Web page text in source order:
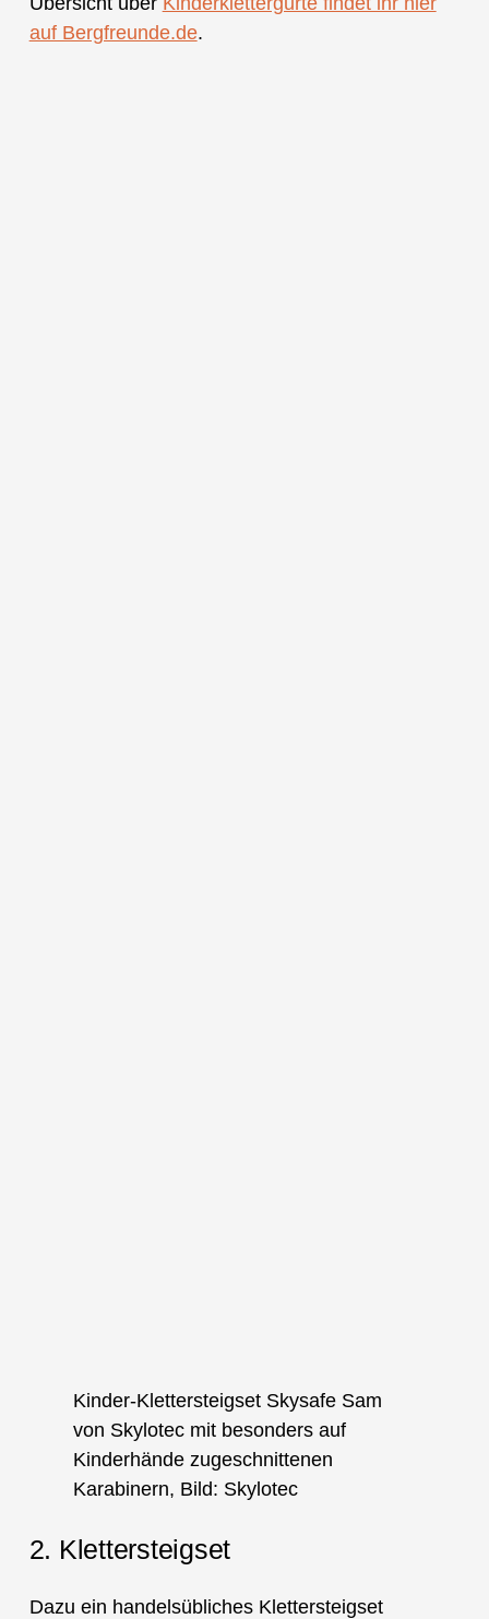
auf Bergfreunde.de.
Kinder-Klettersteigset Skysafe Sam
von Skylotec mit besonders auf
Kinderhände zugeschnittenen
Karabinern, Bild: Skylotec
2. Klettersteigset
Dazu ein handelsübliches Klettersteigset